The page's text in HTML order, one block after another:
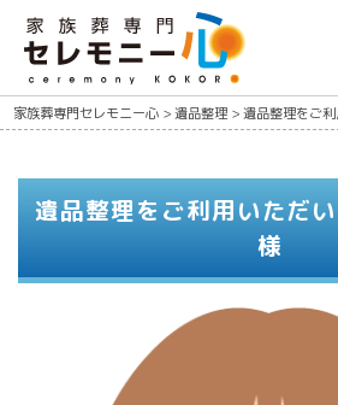
家族葬専門セレモニー心 >遺品整理 >遺品整理をご
遺品整理をご利用いただ
様